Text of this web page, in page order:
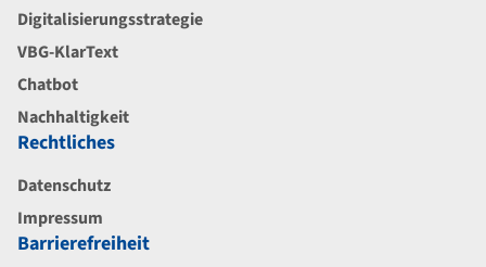
Digitalisierungsstrategie
VBG-KlarText
Chatbot
Nachhaltigkeit
Rechtliches
Datenschutz
Impressum
Barrierefreiheit